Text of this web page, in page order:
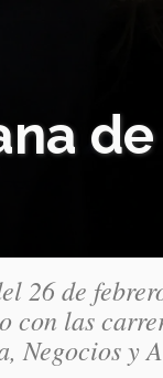
26 de
con las
Negocios y